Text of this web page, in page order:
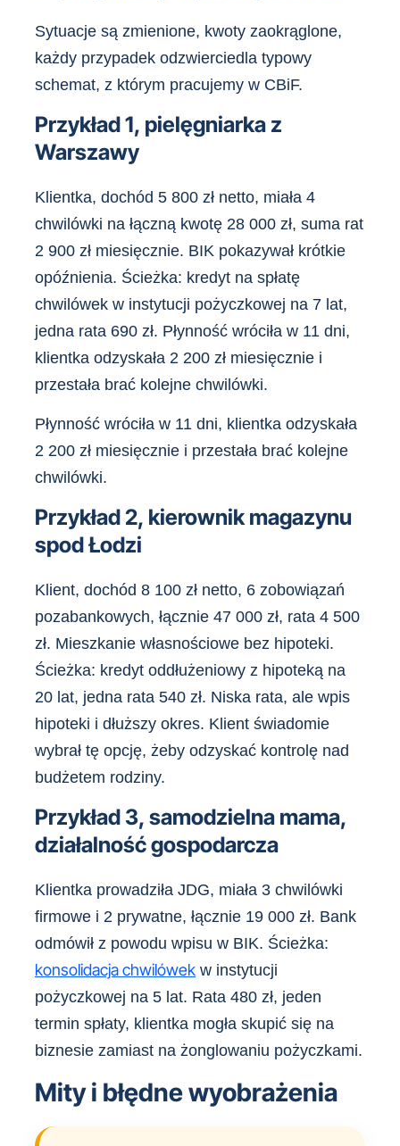
Sytuacje są zmienione, kwoty zaokrąglone,
każdy przypadek odzwierciedla typowy
schemat, z którym pracujemy w CBiF.
Przykład 1, pielęgniarka z
Warszawy
Klientka, dochód 5 800 zł netto, miała 4
chwilówki na łączną kwotę 28 000 zł, suma rat
2 900 zł miesięcznie. BIK pokazywał krótkie
opóźnienia. Ścieżka: kredyt na spłatę
chwilówek w instytucji pożyczkowej na 7 lat,
jedna rata 690 zł. Płynność wróciła w 11 dni,
klientka odzyskała 2 200 zł miesięcznie i
przestała brać kolejne chwilówki.
Płynność wróciła w 11 dni, klientka odzyskała
2 200 zł miesięcznie i przestała brać kolejne
chwilówki.
Przykład 2, kierownik magazynu
spod Łodzi
Klient, dochód 8 100 zł netto, 6 zobowiązań
pozabankowych, łącznie 47 000 zł, rata 4 500
zł. Mieszkanie własnościowe bez hipoteki.
Ścieżka: kredyt oddłużeniowy z hipoteką na
20 lat, jedna rata 540 zł. Niska rata, ale wpis
hipoteki i dłuższy okres. Klient świadomie
wybrał tę opcję, żeby odzyskać kontrolę nad
budżetem rodziny.
Przykład 3, samodzielna mama,
działalność gospodarcza
Klientka prowadziła JDG, miała 3 chwilówki
firmowe i 2 prywatne, łącznie 19 000 zł. Bank
odmówił z powodu wpisu w BIK. Ścieżka:
konsolidacja chwilówek w instytucji
pożyczkowej na 5 lat. Rata 480 zł, jeden
termin spłaty, klientka mogła skupić się na
biznesie zamiast na żonglowaniu pożyczkami.
Mity i błędne wyobrażenia